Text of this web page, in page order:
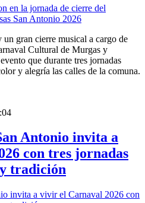
gran cierre musical a cargo de
Cultural de Murgas y
que durante tres jornadas
y alegría las calles de la comuna.
Antonio invita a
con tres jornadas
tradición